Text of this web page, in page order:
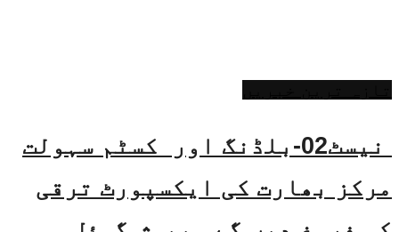
نیسٹ02-بلڈنگ اور کسٹم سہولت
مرکز بھارت کی ایکسپورٹ ترقی